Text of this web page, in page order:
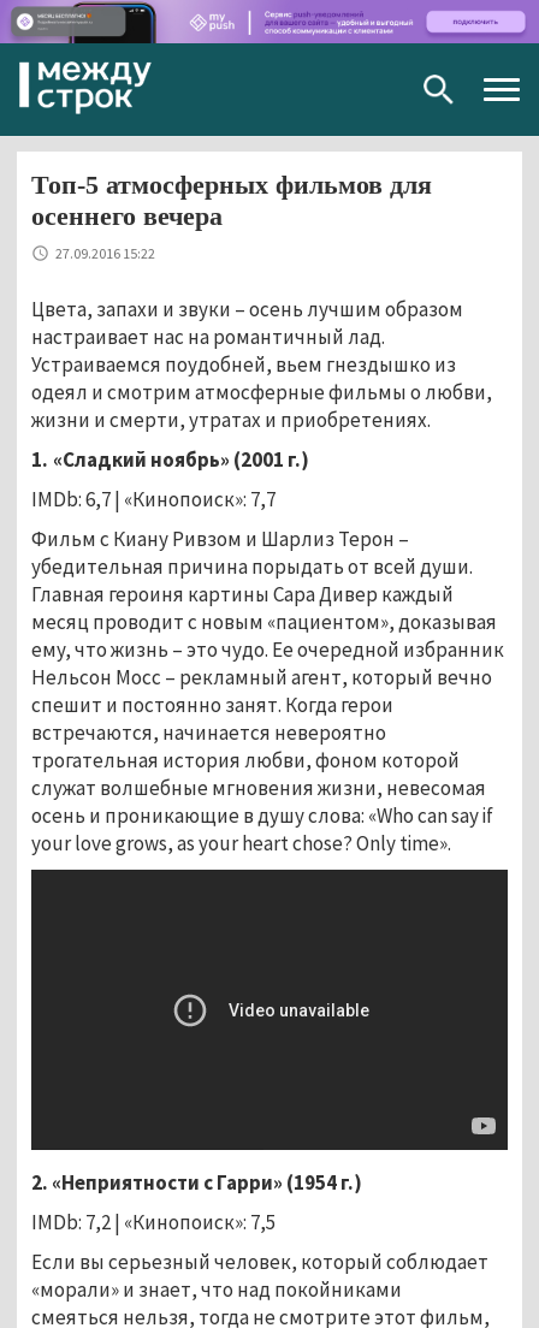
Топ-5 атмосферных фильмов для
осеннего вечера
27.09.2016 15:22
Цвета, запахи и звуки –осень лучшим образом
настраивает нас на романтичный лад.
Устраиваемся поудобней, вьем гнездышко из
одеял и смотрим атмосферные фильмыо любви,
жизни и смерти, утратах и приобретениях.
1. «Сладкий ноябрь» (2001 г.)
IMDb: 6,7 | «Кинопоиск»: 7,7
Фильм с Киану Ривзом и Шарлиз Терон –
убедительная причина порыдать от всей души.
Главная героиня картиныСара Дивер каждый
месяц проводит с новым «пациентом», доказывая
ему, что жизнь –это чудо. Ее очередной избранник
Нельсон Мосс – рекламный агент, который вечно
спешит и постоянно занят. Когда герои
встречаются, начинается невероятно
трогательная история любви, фоном которой
служат волшебные мгновения жизни, невесомая
осень и проникающие в душу слова: «Who can say if
your love grows, as your heart chose? Only time».
2. «Неприятности с Гарри» (1954 г.)
IMDb: 7,2 | «Кинопоиск»: 7,5
Если вы серьезный человек, который соблюдает
«морали» и знает, что над покойниками
смеяться нельзя, тогда не смотрите этот фильм,